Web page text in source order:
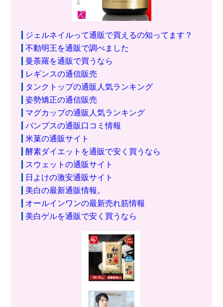
ジェルネイルって通販で買えるの知ってます？
不動明王を通販で調べました
曼荼羅を通販で買うなら
レギンスの通信販売
タンクトップの通販人気ランキング
姿勢矯正の通信販売
マグカップの通販人気ランキング
パンプスの通販口コミ情報
米菓の通販サイト
酵素ダイエットを通販で安く買うなら
スウェットの通販サイト
日よけの激安通販サイト
美白の最新通販情報。
オールインワンの最新売れ筋情報
美白ゲルを通販で安く買うなら